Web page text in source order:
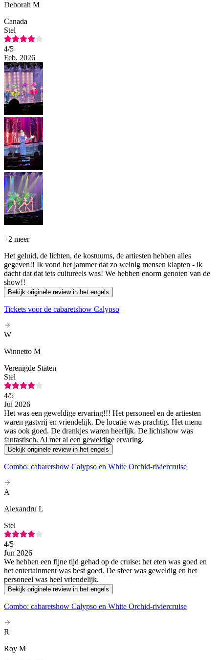
Deborah M
Canada
Stel
4/5
Feb. 2026
+2 meer
Het geluid, de lichten, de kostuums, de artiesten hebben alles
gegeven!! Ik vond het jammer dat zo weinig mensen klapten - ik
dacht dat dat iets cultureels was! We hebben enorm genoten van de
show!!
Bekijk originele review in het engels
Tickets voor de cabaretshow Calypso
W
Winnetto M
Verenigde Staten
Stel
4/5
Jul 2026
Het was een geweldige ervaring!!! Het personeel en de artiesten
waren gastvrij en vriendelijk. De locatie was prachtig. Het menu
was ook goed. De drankjes waren heerlijk. De lichtshow was
fantastisch. Al met al een geweldige ervaring.
Bekijk originele review in het engels
Combo: cabaretshow Calypso en White Orchid-riviercruise
A
Alexandru L
Stel
4/5
Jun 2026
We hebben een fijne tijd gehad op de cruise: het eten was goed en
het entertainment was best goed. De sfeer was geweldig en het
personeel was heel vriendelijk.
Bekijk originele review in het engels
Combo: cabaretshow Calypso en White Orchid-riviercruise
R
Roy M